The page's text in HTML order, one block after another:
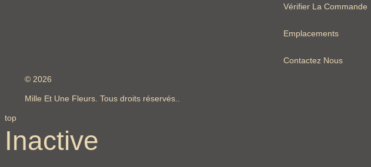
Vérifier La Commande
Emplacements
Contactez Nous
© 2026
Mille Et Une Fleurs. Tous droits réservés..
top
Inactive